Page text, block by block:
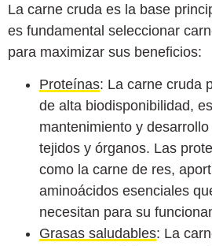
La carne cruda es la base
es fundamental seleccionar
para maximizar sus beneficios:
Proteínas: La carne cruda
de alta biodisponibilidad,
mantenimiento y
tejidos y órganos. Las
como la carne de res,
aminoácidos esenciales
necesitan para su
Grasas saludables: La